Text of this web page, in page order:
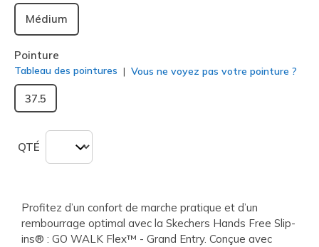
Médium
Pointure
Tableau des pointures Vous ne voyez pas votre pointure ?
37.5
QTÉ
Profitez d’un confort de marche pratique et d’un
rembourrage optimal avec la Skechers Hands Free Slip-
ins® : GO WALK Flex™ - Grand Entry. Conçue avec